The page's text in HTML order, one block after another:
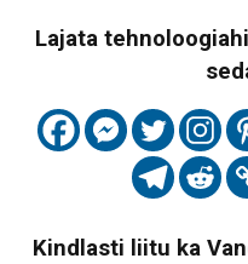
Lajata
Kindlasti liitu ka